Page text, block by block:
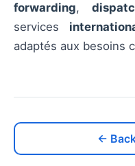
forwarding,
services
adaptés aux besoins
←